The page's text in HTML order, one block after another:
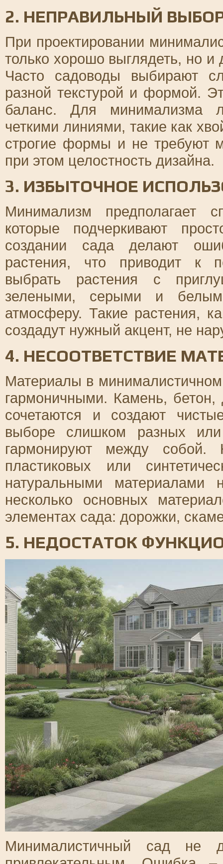
2. НЕПРАВИЛЬНЫЙ
При проектировании
только хорошо выглядеть, но и
Часто садоводы выбирают
разной текстурой и формой.
баланс. Для минимализма
четкими линиями, такие как
строгие формы и не требуют
при этом целостность дизайна.
3. ИЗБЫТОЧНОЕ
Минимализм предполагает
которые подчеркивают
создании сада делают
растения, что приводит к
выбрать растения с
зелеными, серыми и
атмосферу. Такие растения,
создадут нужный акцент, не
4. НЕСООТВЕТСТВИЕ
Материалы в
гармоничными. Камень,
сочетаются и создают
выборе слишком разных
гармонируют между собой.
пластиковых или
натуральными материалами
несколько основных
элементах сада: дорожки,
5. НЕДОСТАТОК
Минималистичный сад не